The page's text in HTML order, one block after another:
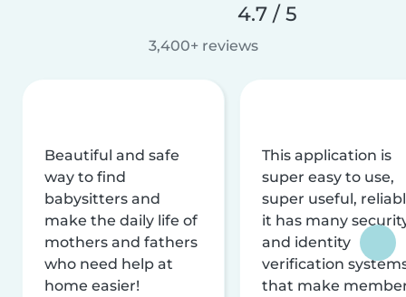
4.7 / 5
3,400+ reviews
Beautiful and safe
way to find
babysitters and
make the daily life of
mothers and fathers
who need help at
home easier!
This application is
super easy to use,
super useful,
it has many
and identity
verification
that make